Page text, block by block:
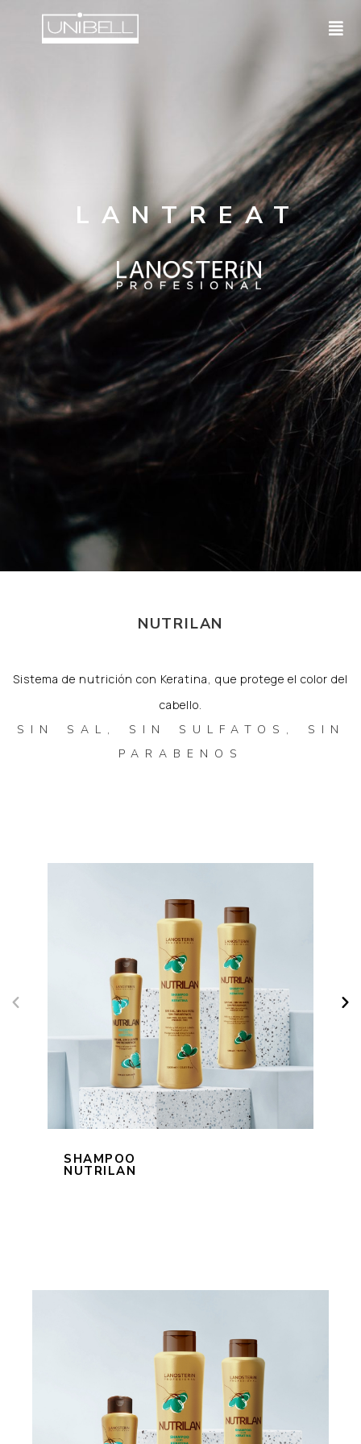
LANTREAT
NUTRILAN
Sistema de nutrición con Keratina, que protege el color del
cabello.
SIN SAL, SIN SULFATOS, SIN
PARABENOS
SHAMPOO
NUTRILAN